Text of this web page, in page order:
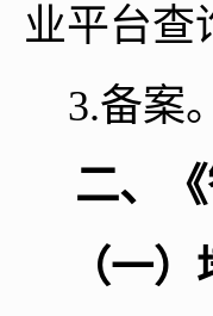
业平台查
3.备案
二、
（一